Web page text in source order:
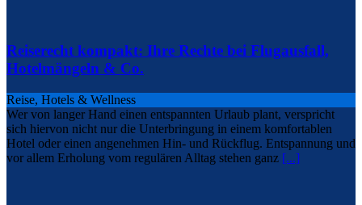
Reiserecht kompakt: Ihre Rechte bei Flugausfall,
Hotelmängeln & Co.
Reise, Hotels & Wellness
Wer von langer Hand einen entspannten Urlaub plant, verspricht
sich hiervon nicht nur die Unterbringung in einem komfortablen
Hotel oder einen angenehmen Hin- und Rückflug. Entspannung und
vor allem Erholung vom regulären Alltag stehen ganz [...]